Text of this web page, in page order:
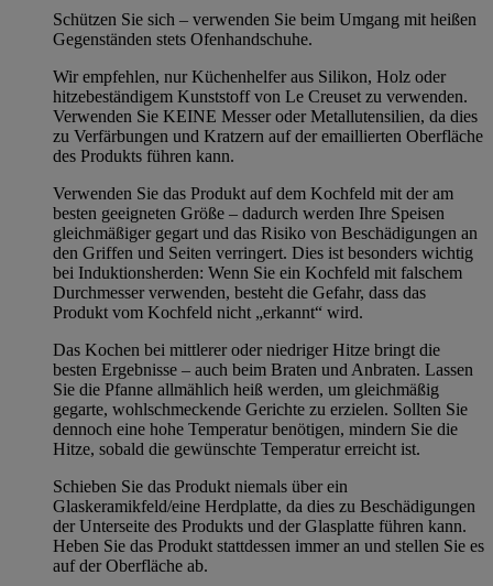
Schützen Sie sich – verwenden Sie beim Umgang mit heißen
Gegenständen stets Ofenhandschuhe.
Wir empfehlen, nur Küchenhelfer aus Silikon, Holz oder
hitzebeständigem Kunststoff von Le Creuset zu verwenden.
Verwenden Sie KEINE Messer oder Metallutensilien, da dies
zu Verfärbungen und Kratzern auf der emaillierten Oberfläche
des Produkts führen kann.
Verwenden Sie das Produkt auf dem Kochfeld mit der am
besten geeigneten Größe – dadurch werden Ihre Speisen
gleichmäßiger gegart und das Risiko von Beschädigungen an
den Griffen und Seiten verringert. Dies ist besonders wichtig
bei Induktionsherden: Wenn Sie ein Kochfeld mit falschem
Durchmesser verwenden, besteht die Gefahr, dass das
Produkt vom Kochfeld nicht „erkannt“ wird.
Das Kochen bei mittlerer oder niedriger Hitze bringt die
besten Ergebnisse – auch beim Braten und Anbraten. Lassen
Sie die Pfanne allmählich heiß werden, um gleichmäßig
gegarte, wohlschmeckende Gerichte zu erzielen. Sollten Sie
dennoch eine hohe Temperatur benötigen, mindern Sie die
Hitze, sobald die gewünschte Temperatur erreicht ist.
Schieben Sie das Produkt niemals über ein
Glaskeramikfeld/eine Herdplatte, da dies zu Beschädigungen
der Unterseite des Produkts und der Glasplatte führen kann.
Heben Sie das Produkt stattdessen immer an und stellen Sie es
auf der Oberfläche ab.